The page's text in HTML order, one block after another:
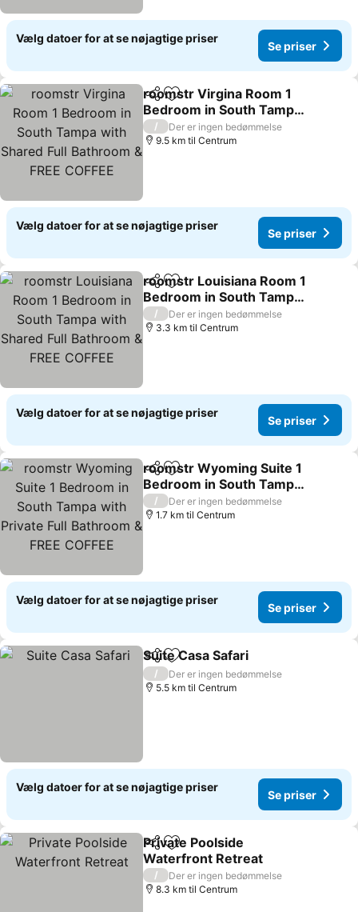
Vælg datoer for at se nøjagtige priser
Se priser
Del Føj til favoritter
roomstr Virgina Room 1
Bedroom in South Tampa
with Shared Full
Bathroom & FREE COFFEE
/
Der er ingen bedømmelse
9.5 km til Centrum
Vælg datoer for at se nøjagtige priser
Se priser
Del Føj til favoritter
roomstr Louisiana Room 1
Bedroom in South Tampa
with Shared Full
Bathroom & FREE COFFEE
/
Der er ingen bedømmelse
3.3 km til Centrum
Vælg datoer for at se nøjagtige priser
Se priser
Del Føj til favoritter
roomstr Wyoming Suite 1
Bedroom in South Tampa
with Private Full
Bathroom & FREE COFFEE
/
Der er ingen bedømmelse
1.7 km til Centrum
Vælg datoer for at se nøjagtige priser
Se priser
Del Føj til favoritter
Suite Casa Safari
/
Der er ingen bedømmelse
5.5 km til Centrum
Vælg datoer for at se nøjagtige priser
Se priser
Del Føj til favoritter
Private Poolside
Waterfront Retreat
/
Der er ingen bedømmelse
8.3 km til Centrum